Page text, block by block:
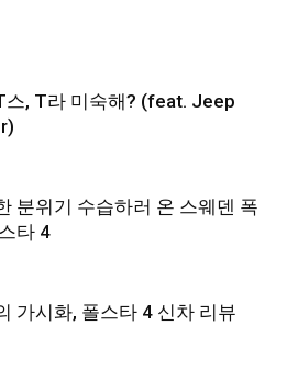
스, T라 미숙해? (feat. Jeep
분위기 수습하러 온 스웨덴 폭
타 4
가시화, 폴스타 4 신차 리뷰